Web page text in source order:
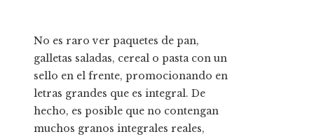
No es raro ver paquetes de pan,
galletas saladas, cereal o pasta con un
sello en el frente, promocionando en
letras grandes que es integral. De
hecho, es posible que no contengan
muchos granos integrales reales,